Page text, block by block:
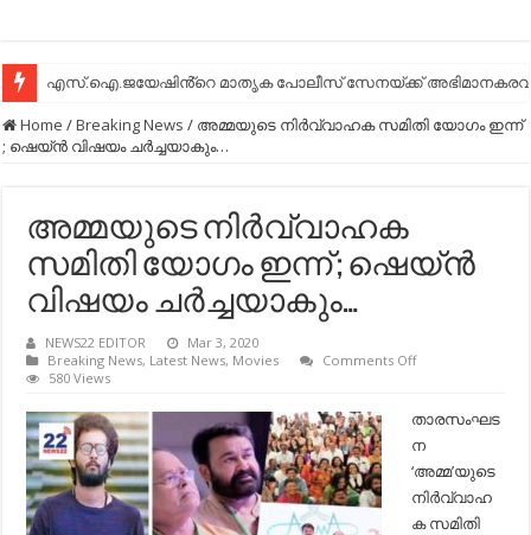
എസ്.ഐ.ജയേഷിൻ്റെ മാതൃക പോലീസ് സേനയ്ക്ക്
Home /Breaking News / അമ്മയുടെ നിര്‍വ്വാഹക സമിതി യോഗം ഇന്ന്
; ഷെയ്ന്‍ വിഷയം ചര്‍ച്ചയാകും…
അമ്മയുടെ നിര്‍വ്വാഹക
സമിതി യോഗം ഇന്ന് ; ഷെയ്ന്‍
വിഷയം ചര്‍ച്ചയാകും…
NEWS22 EDITOR
Mar 3, 2020
Breaking News, Latest News, Movies Comments Offon
സമിതി
യോഗം
ഇന്ന്
;
ഷെയ്ന്‍
വിഷയം
ചര്‍ച്ചയാകും…
580 Views
താരസംഘട
ന
‘അമ്മ’യുടെ
നിര്‍വ്വാഹ
ക സമിതി